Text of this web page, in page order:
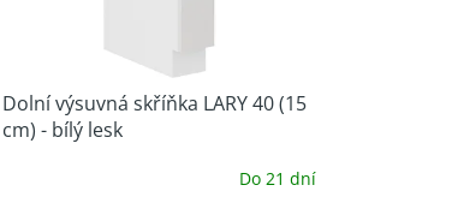
Dolní výsuvná skříňka LARY 40 (15
cm) - bílý lesk
Do 21 dní